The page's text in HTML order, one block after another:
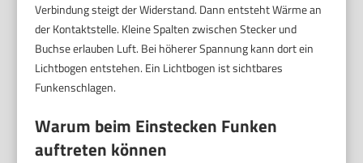
Verbindung steigt der Widerstand. Dann entsteht Wärme an
der Kontaktstelle. Kleine Spalten zwischen Stecker und
Buchse erlauben Luft. Bei höherer Spannung kann dort ein
Lichtbogen entstehen. Ein Lichtbogen ist sichtbares
Funkenschlagen.
Warum beim Einstecken Funken
auftreten können